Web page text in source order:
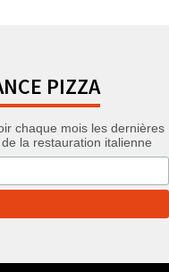
PIZZA
chaque mois les dernières
la restauration italienne